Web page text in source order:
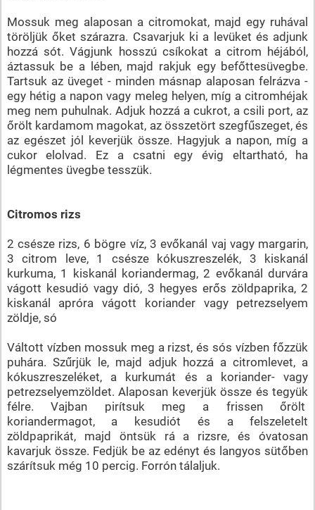
Mossuk meg alaposan a citromokat, majd egy ruhával
töröljük őket szárazra. Csavarjuk ki a levüket és adjunk
hozzá sót. Vágjunk hosszú csíkokat a citrom héjából,
áztassuk be a lében, majd rakjuk egy befőttesüvegbe.
Tartsuk az üveget - minden másnap alaposan felrázva -
egy hétig a napon vagy meleg helyen, míg a citromhéjak
meg nem puhulnak. Adjuk hozzá a cukrot, a csili port, az
őrölt kardamom magokat, az összetört szegfűszeget, és
az egészet jól keverjük össze. Hagyjuk a napon, míg a
cukor elolvad. Ez a csatni egy évig eltartható, ha
légmentes üvegbe tesszük.
Citromos rizs
2 csésze rizs, 6 bögre víz, 3 evőkanál vaj vagy margarin,
3 citrom leve, 1 csésze kókuszreszelék, 3 kiskanál
kurkuma, 1 kiskanál koriandermag, 2 evőkanál durvára
vágott kesudió vagy dió, 3 hegyes erős zöldpaprika, 2
kiskanál apróra vágott koriander vagy petrezselyem
zöldje, só
Váltott vízben mossuk meg a rizst, és sós vízben főzzük
puhára. Szűrjük le, majd adjuk hozzá a citromlevet, a
kókuszreszeléket, a kurkumát és a koriander- vagy
petrezselyemzöldet. Alaposan keverjük össze és tegyük
félre. Vajban pirítsuk meg a frissen őrölt
koriandermagot, a kesudiót és a felszeletelt
zöldpaprikát, majd öntsük rá a rizsre, és óvatosan
kavarjuk össze. Fedjük be az edényt és langyos sütőben
szárítsuk még 10 percig. Forrón tálaljuk.